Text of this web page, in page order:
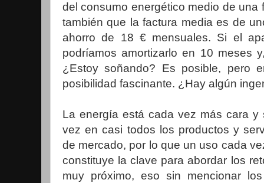
del consumo energético medio de una
también que la factura media es de
ahorro de 18 € mensuales. Si el
podríamos amortizarlo en 10 meses
¿Estoy soñando? Es posible, pero
posibilidad fascinante. ¿Hay algún
La energía está cada vez más cara
vez en casi todos los productos y
de mercado, por lo que un uso cada
constituye la clave para abordar los
muy próximo, eso sin mencionar